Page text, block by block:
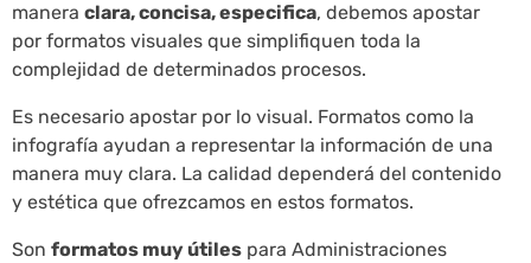
manera clara, concisa, especifica, debemos apostar
por formatos visuales que simplifiquen toda la
complejidad de determinados procesos.
Es necesario apostar por lo visual. Formatos como la
infografía ayudan a representar la información de una
manera muy clara. La calidad dependerá del contenido
y estética que ofrezcamos en estos formatos.
Son formatos muy útiles para Administraciones